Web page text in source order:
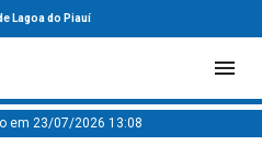
Lagoa do Piauí
em 23/07/2026 13:08